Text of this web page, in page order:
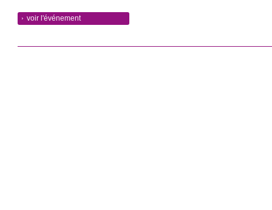
voir l'événement